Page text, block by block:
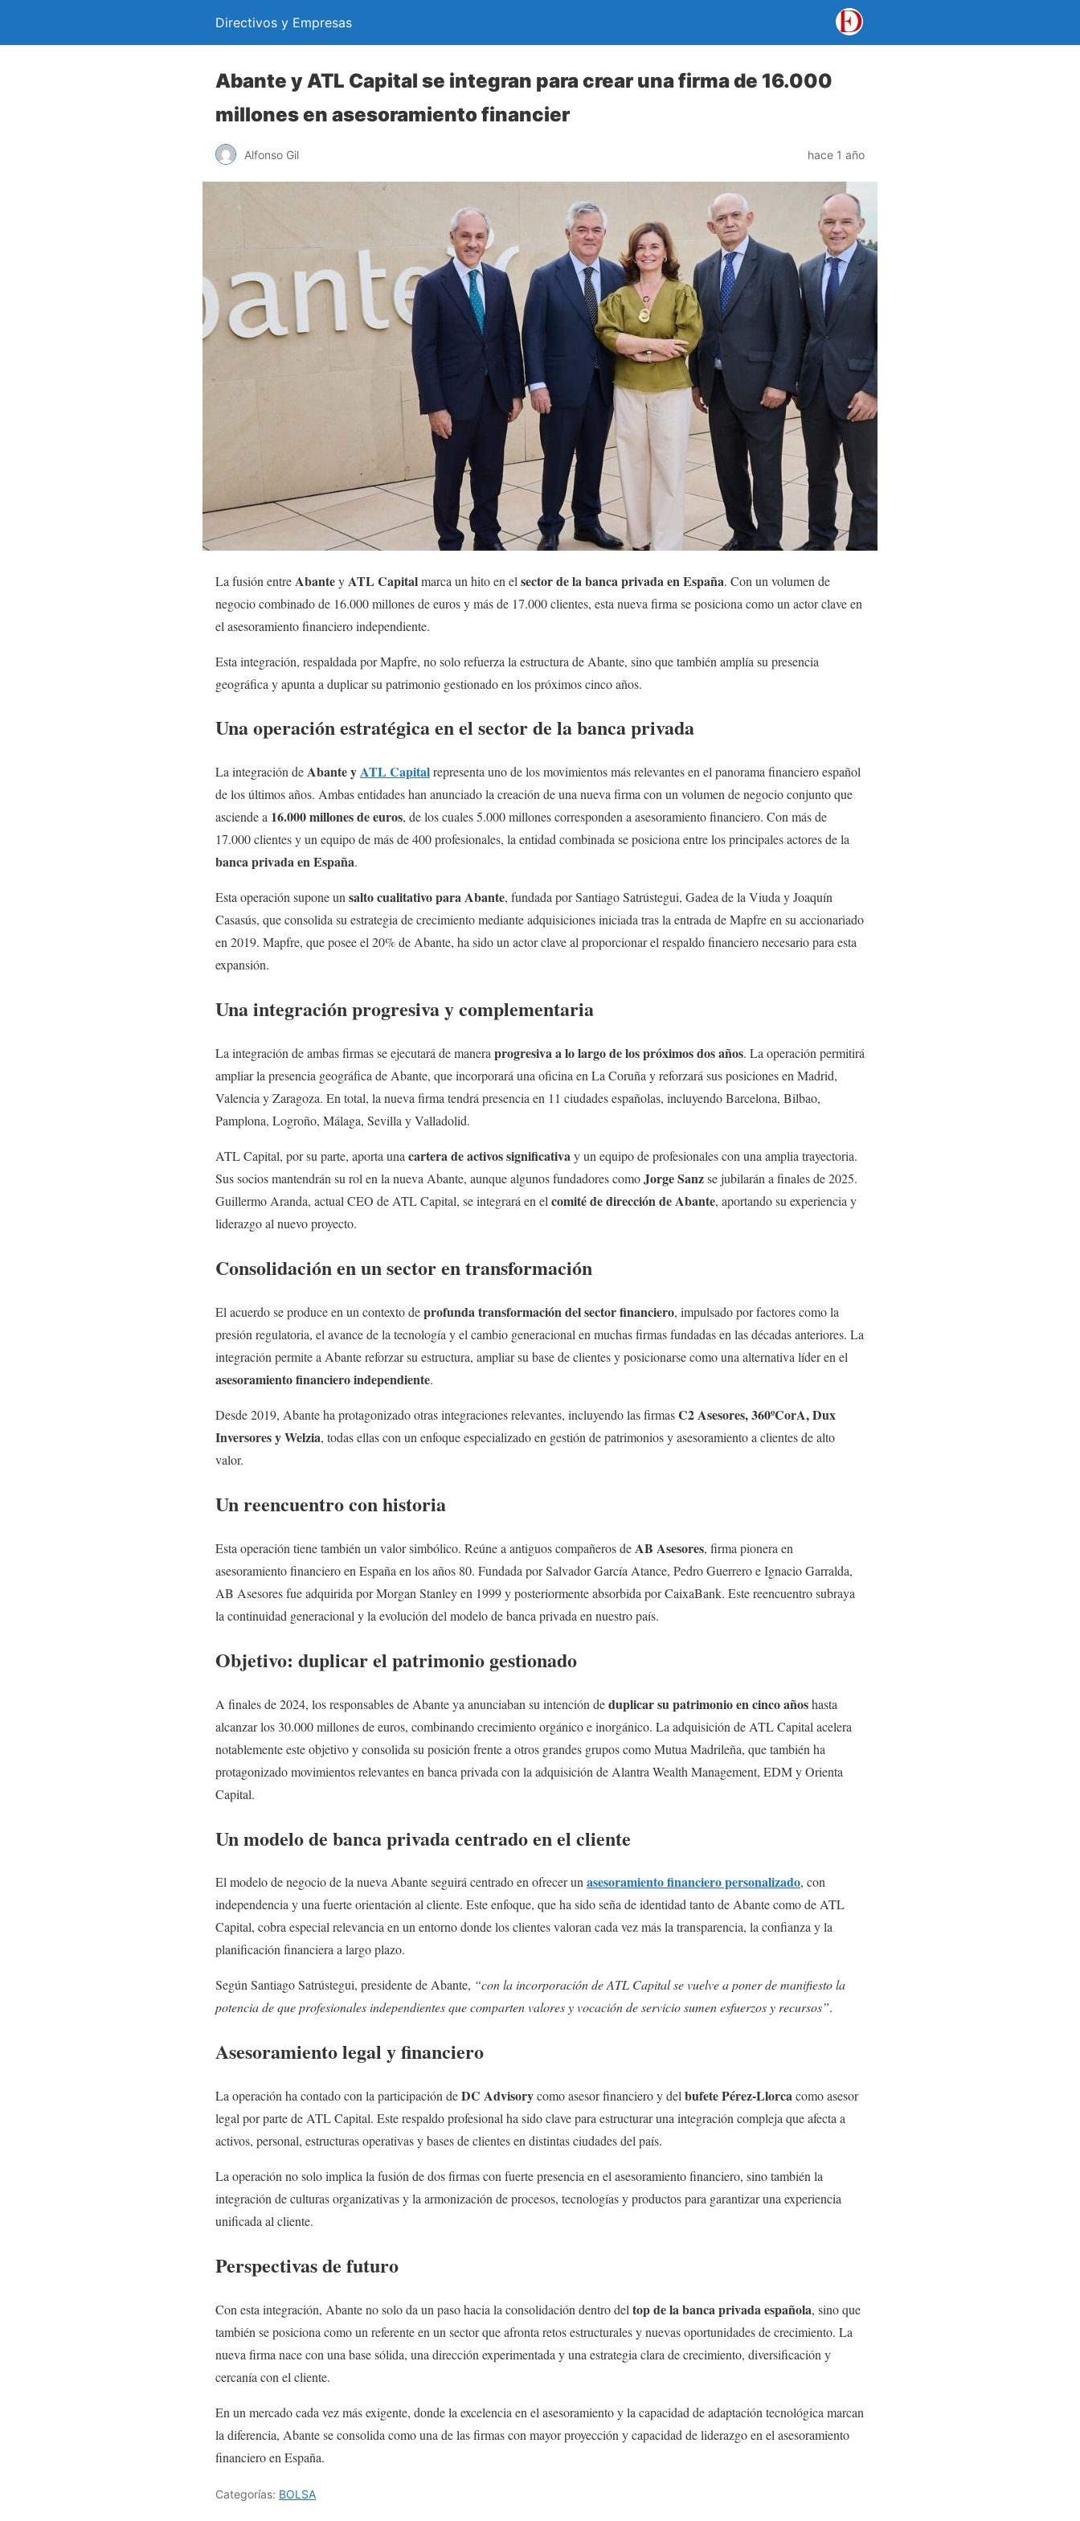
Directivos y Empresas
Abante y ATL Capital se integran para crear una firma de 16.000
millones en asesoramiento financier
Alfonso Gil hace 1 año
La fusión entre Abantey ATL Capitalmarca un hito en el sector de la banca privada en España. Con un volumen de
negocio combinado de 16.000 millones de euros y más de 17.000 clientes, esta nueva firma se posiciona como un actor clave en
el asesoramiento financiero independiente.
Esta integración, respaldada por Mapfre, no solo refuerza la estructura de Abante, sino que también amplía su presencia
geográfica y apunta a duplicar su patrimonio gestionado en los próximos cinco años.
Una operación estratégica en el sector de la banca privada
La integración deAbante yATL Capitalrepresenta uno de los movimientos más relevantes en el panorama financiero español
de los últimos años. Ambas entidades han anunciado la creación de una nueva firma con un volumen de negocio conjunto que
asciende a 16.000 millones de euros, de los cuales 5.000 millones corresponden a asesoramiento financiero. Con más de
17.000 clientes y un equipo de más de 400 profesionales, la entidad combinada se posiciona entre los principales actores de la
banca privada en España.
Esta operación supone unsalto cualitativo para Abante, fundada por Santiago Satrústegui, Gadea de la Viuda y Joaquín
Casasús, que consolida su estrategia de crecimiento mediante adquisiciones iniciada tras la entrada de Mapfre en su accionariado
en 2019. Mapfre, que posee el 20% de Abante, ha sido un actor clave al proporcionar el respaldo financiero necesario para esta
expansión.
Una integración progresiva y complementaria
La integración de ambas firmas se ejecutará de manera progresiva a lo largo de los próximos dos años. La operación permitirá
ampliar la presencia geográfica de Abante, que incorporará una oficina en La Coruña y reforzará sus posiciones en Madrid,
Valencia y Zaragoza. En total, la nueva firma tendrá presencia en 11 ciudades españolas, incluyendo Barcelona, Bilbao,
Pamplona, Logroño, Málaga, Sevilla y Valladolid.
ATL Capital, por su parte, aporta una cartera de activos significativay un equipo de profesionales con una amplia trayectoria.
Sus socios mantendrán su rol en la nueva Abante, aunque algunos fundadores comoJorge Sanzse jubilarán a finales de 2025.
Guillermo Aranda, actual CEO de ATL Capital, se integrará en el comité de dirección de Abante, aportando su experiencia y
liderazgo al nuevo proyecto.
Consolidación en un sector en transformación
El acuerdo se produce en un contexto deprofunda transformación del sector financiero, impulsado por factores como la
presión regulatoria, el avance de la tecnología y el cambio generacional en muchas firmas fundadas en las décadas anteriores. La
integración permite a Abante reforzar su estructura, ampliar su base de clientes y posicionarse como una alternativa líder en el
asesoramiento financiero independiente.
Desde 2019, Abante ha protagonizado otras integraciones relevantes, incluyendo las firmasC2 Asesores, 360ºCorA, Dux
Inversores y Welzia, todas ellas con un enfoque especializado en gestión de patrimonios y asesoramiento a clientes de alto
valor.
Un reencuentro con historia
Esta operación tiene también un valor simbólico. Reúne a antiguos compañeros deAB Asesores, firma pionera en
asesoramiento financiero en España en los años 80. Fundada por Salvador García Atance, Pedro Guerrero e Ignacio Garralda,
AB Asesores fue adquirida por Morgan Stanley en 1999 y posteriormente absorbida por CaixaBank. Este reencuentro subraya
la continuidad generacional y la evolución del modelo de banca privada en nuestro país.
Objetivo: duplicar el patrimonio gestionado
A finales de 2024, los responsables de Abante ya anunciaban su intención deduplicar su patrimonio en cinco añoshasta
alcanzar los 30.000 millones de euros, combinando crecimiento orgánico e inorgánico. La adquisición de ATL Capital acelera
notablemente este objetivo y consolida su posición frente a otros grandes grupos como Mutua Madrileña, que también ha
protagonizado movimientos relevantes en banca privada con la adquisición de Alantra Wealth Management, EDM y Orienta
Capital.
Un modelo de banca privada centrado en el cliente
El modelo de negocio de la nueva Abante seguirá centrado en ofrecer unasesoramiento financiero personalizado, con
independencia y una fuerte orientación al cliente. Este enfoque, que ha sido seña de identidad tanto de Abante como de ATL
Capital, cobra especial relevancia en un entorno donde los clientes valoran cada vez más la transparencia, la confianza y la
planificación financiera a largo plazo.
Según Santiago Satrústegui, presidente de Abante, “con la incorporación de ATL Capital se vuelve a poner de manifiesto la
potencia de que profesionales independientes que comparten valores y vocación de servicio sumen esfuerzos y recursos”.
Asesoramiento legal y financiero
La operación ha contado con la participación deDC Advisorycomo asesor financiero y delbufete Pérez-Llorcacomo asesor
legal por parte de ATL Capital. Este respaldo profesional ha sido clave para estructurar una integración compleja que afecta a
activos, personal, estructuras operativas y bases de clientes en distintas ciudades del país.
La operación no solo implica la fusión de dos firmas con fuerte presencia en el asesoramiento financiero, sino también la
integración de culturas organizativas y la armonización de procesos, tecnologías y productos para garantizar una experiencia
unificada al cliente.
Perspectivas de futuro
Con esta integración, Abante no solo da un paso hacia la consolidación dentro del top de la banca privada española, sino que
también se posiciona como un referente en un sector que afronta retos estructurales y nuevas oportunidades de crecimiento. La
nueva firma nace con una base sólida, una dirección experimentada y una estrategia clara de crecimiento, diversificación y
cercanía con el cliente.
En un mercado cada vez más exigente, donde la excelencia en el asesoramiento y la capacidad de adaptación tecnológica marcan
la diferencia, Abante se consolida como una de las firmas con mayor proyección y capacidad de liderazgo en el asesoramiento
financiero en España.
Categorías: BOLSA